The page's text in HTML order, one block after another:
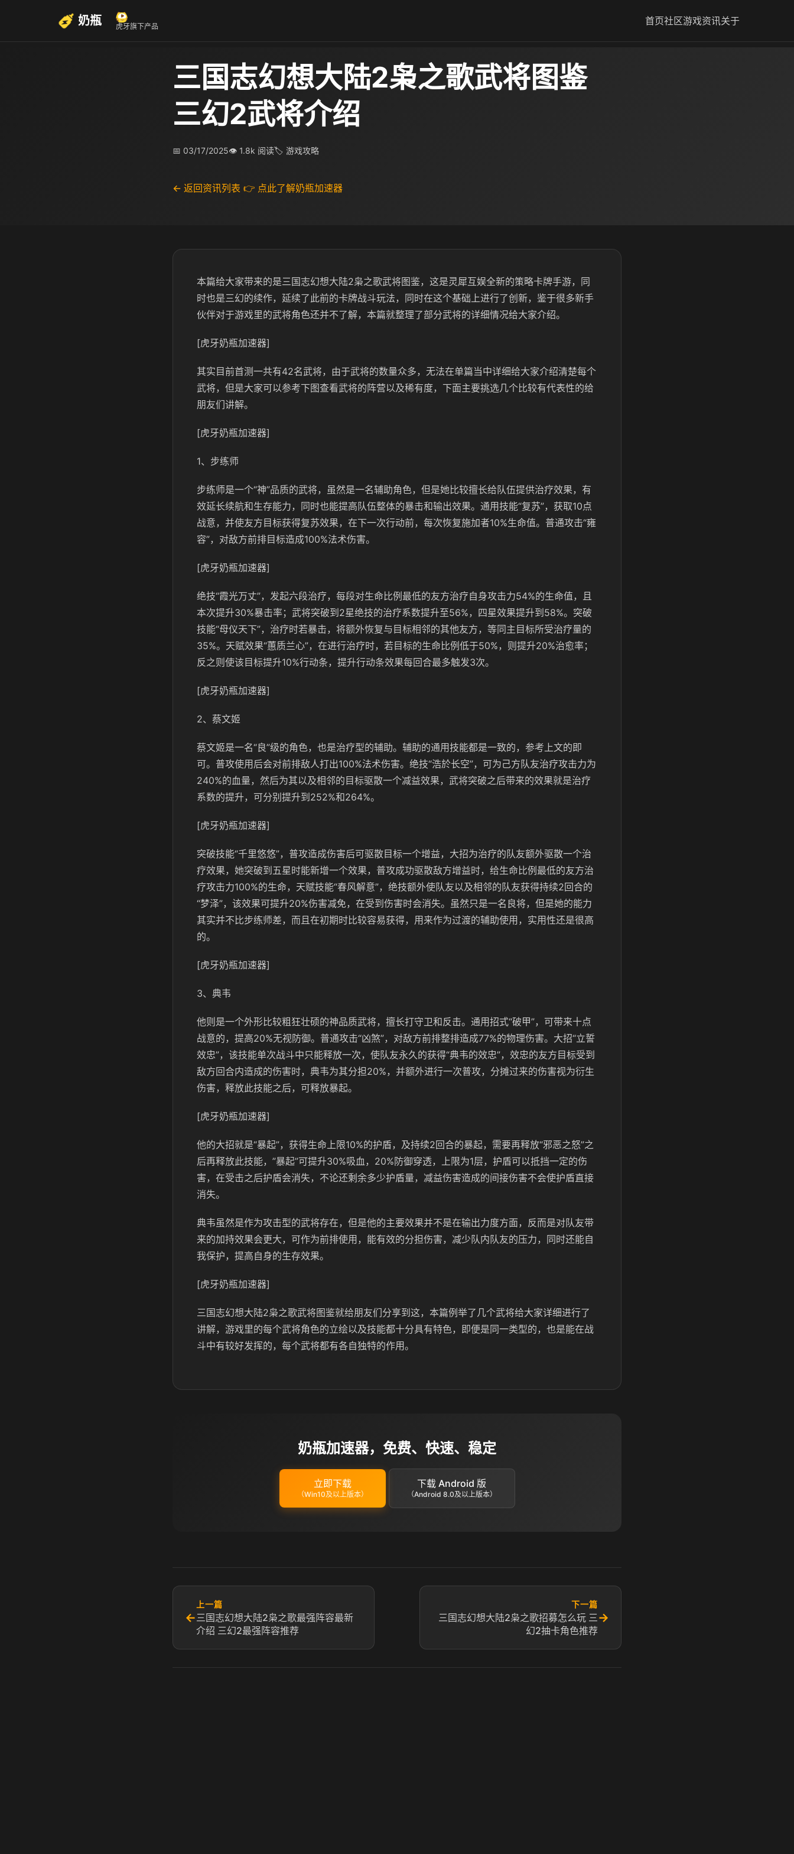
奶瓶 虎牙旗下产品 首页社区游戏资讯关于
三国志幻想大陆2枭之歌武将图鉴
三幻2武将介绍
📅 03/17/2025👁 1.8k 阅读🏷 游戏攻略
← 返回资讯列表 👉 点此了解奶瓶加速器
本篇给大家带来的是三国志幻想大陆2枭之歌武将图鉴，这是灵犀互娱全新的策略卡牌手游，同
时也是三幻的续作，延续了此前的卡牌战斗玩法，同时在这个基础上进行了创新，鉴于很多新手
伙伴对于游戏里的武将角色还并不了解，本篇就整理了部分武将的详细情况给大家介绍。
[虎牙奶瓶加速器]
其实目前首测一共有42名武将，由于武将的数量众多，无法在单篇当中详细给大家介绍清楚每个
武将，但是大家可以参考下图查看武将的阵营以及稀有度，下面主要挑选几个比较有代表性的给
朋友们讲解。
[虎牙奶瓶加速器]
1、步练师
步练师是一个“神”品质的武将，虽然是一名辅助角色，但是她比较擅长给队伍提供治疗效果，有
效延长续航和生存能力，同时也能提高队伍整体的暴击和输出效果。通用技能“复苏”，获取10点
战意，并使友方目标获得复苏效果，在下一次行动前，每次恢复施加者10%生命值。普通攻击“雍
容”，对敌方前排目标造成100%法术伤害。
[虎牙奶瓶加速器]
绝技“霞光万丈”，发起六段治疗，每段对生命比例最低的友方治疗自身攻击力54%的生命值，且
本次提升30%暴击率；武将突破到2星绝技的治疗系数提升至56%，四星效果提升到58%。突破
技能“母仪天下”，治疗时若暴击，将额外恢复与目标相邻的其他友方，等同主目标所受治疗量的
35%。天赋效果“蕙质兰心”，在进行治疗时，若目标的生命比例低于50%，则提升20%治愈率；
反之则使该目标提升10%行动条，提升行动条效果每回合最多触发3次。
[虎牙奶瓶加速器]
2、蔡文姬
蔡文姬是一名“良”级的角色，也是治疗型的辅助。辅助的通用技能都是一致的，参考上文的即
可。普攻使用后会对前排敌人打出100%法术伤害。绝技“浩於长空”，可为己方队友治疗攻击力为
240%的血量，然后为其以及相邻的目标驱散一个减益效果，武将突破之后带来的效果就是治疗
系数的提升，可分别提升到252%和264%。
[虎牙奶瓶加速器]
突破技能“千里悠悠”，普攻造成伤害后可驱散目标一个增益，大招为治疗的队友额外驱散一个治
疗效果，她突破到五星时能新增一个效果，普攻成功驱散敌方增益时，给生命比例最低的友方治
疗攻击力100%的生命，天赋技能“春风解意”，绝技额外使队友以及相邻的队友获得持续2回合的
“梦泽”，该效果可提升20%伤害减免，在受到伤害时会消失。虽然只是一名良将，但是她的能力
其实并不比步练师差，而且在初期时比较容易获得，用来作为过渡的辅助使用，实用性还是很高
的。
[虎牙奶瓶加速器]
3、典韦
他则是一个外形比较粗狂壮硕的神品质武将，擅长打守卫和反击。通用招式“破甲”，可带来十点
战意的，提高20%无视防御。普通攻击“凶煞”，对敌方前排整排造成77%的物理伤害。大招“立誓
效忠”，该技能单次战斗中只能释放一次，使队友永久的获得“典韦的效忠”，效忠的友方目标受到
敌方回合内造成的伤害时，典韦为其分担20%，并额外进行一次普攻，分摊过来的伤害视为衍生
伤害，释放此技能之后，可释放暴起。
[虎牙奶瓶加速器]
他的大招就是“暴起”，获得生命上限10%的护盾，及持续2回合的暴起，需要再释放“邪恶之怒”之
后再释放此技能，”暴起”可提升30%吸血，20%防御穿透，上限为1层，护盾可以抵挡一定的伤
害，在受击之后护盾会消失，不论还剩余多少护盾量，减益伤害造成的间接伤害不会使护盾直接
消失。
典韦虽然是作为攻击型的武将存在，但是他的主要效果并不是在输出力度方面，反而是对队友带
来的加持效果会更大，可作为前排使用，能有效的分担伤害，减少队内队友的压力，同时还能自
我保护，提高自身的生存效果。
[虎牙奶瓶加速器]
三国志幻想大陆2枭之歌武将图鉴就给朋友们分享到这，本篇例举了几个武将给大家详细进行了
讲解，游戏里的每个武将角色的立绘以及技能都十分具有特色，即便是同一类型的，也是能在战
斗中有较好发挥的，每个武将都有各自独特的作用。
奶瓶加速器，免费、快速、稳定
立即下载
（Win10及以上版本）
下载 Android 版
（Android 8.0及以上版本）
←
上一篇
三国志幻想大陆2枭之歌最强阵容最新
介绍 三幻2最强阵容推荐
下一篇
三国志幻想大陆2枭之歌招募怎么玩 三
幻2抽卡角色推荐
→